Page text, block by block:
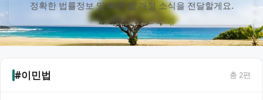
정확한 법률정보 및 빠른 법 개정 소식을 전달할게요.
#이민법 총 2편